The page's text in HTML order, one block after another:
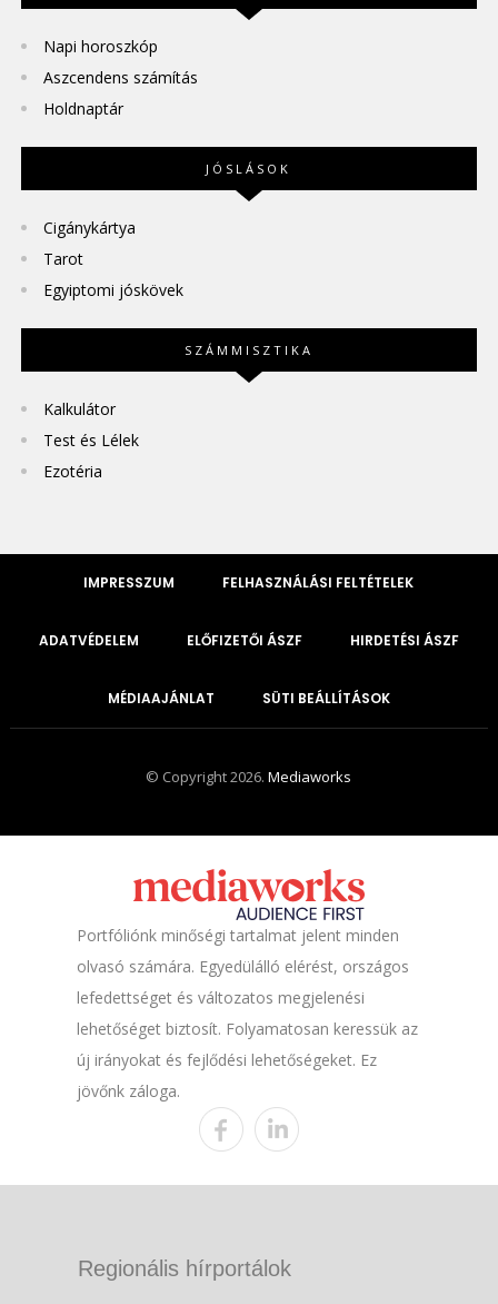
Napi horoszkóp
Aszcendens számítás
Holdnaptár
JÓSLÁSOK
Cigánykártya
Tarot
Egyiptomi jóskövek
SZÁMMISZTIKA
Kalkulátor
Test és Lélek
Ezotéria
IMPRESSZUM FELHASZNÁLÁSI FELTÉTELEK
ADATVÉDELEM ELŐFIZETŐI ÁSZF HIRDETÉSI ÁSZF
MÉDIAAJÁNLAT SÜTI BEÁLLÍTÁSOK
© Copyright 2026.Mediaworks
Portfóliónk minőségi tartalmat jelent minden
olvasó számára. Egyedülálló elérést, országos
lefedettséget és változatos megjelenési
lehetőséget biztosít. Folyamatosan keressük az
új irányokat és fejlődési lehetőségeket. Ez
jövőnk záloga.
Regionális hírportálok